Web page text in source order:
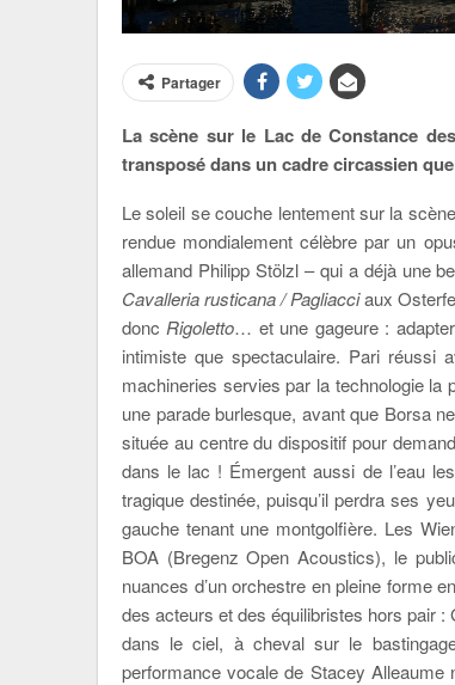
Partager
La scène sur le Lac de Constance
transposé dans un cadre circassien
Le soleil se couche lentement sur la
rendue mondialement célèbre par un
allemand Philipp Stölzl – qui a déjà une
Cavalleria rusticana / Pagliacciaux
donc Rigoletto… et une gageure :
intimiste que spectaculaire. Pari réussi
machineries servies par la technologie la
une parade burlesque, avant que Borsa
située au centre du dispositif pour
dans le lac ! Émergent aussi de l’eau
tragique destinée, puisqu’il perdra ses
gauche tenant une montgolfière. Les
BOA (Bregenz Open Acoustics), le
nuances d’un orchestre en pleine forme
des acteurs et des équilibristes hors pair :
dans le ciel, à cheval sur le
performance vocale de Stacey